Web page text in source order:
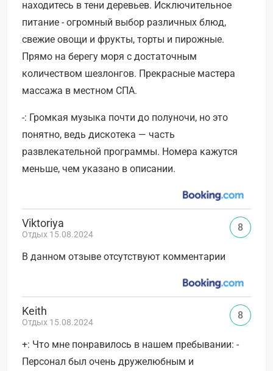
находитесь в тени деревьев. Исключительное
питание - огромный выбор различных блюд,
свежие овощи и фрукты, торты и пирожные.
Прямо на берегу моря с достаточным
количеством шезлонгов. Прекрасные мастера
массажа в местном СПА.
-: Громкая музыка почти до полуночи, но это
понятно, ведь дискотека — часть
развлекательной программы. Номера кажутся
меньше, чем указано в описании.
Viktoriya
Отдых 15.08.2024
В данном отзыве отсутствуют комментарии
8
Keith
Отдых 15.08.2024
+: Что мне понравилось в нашем пребывании: -
Персонал был очень дружелюбным и
8